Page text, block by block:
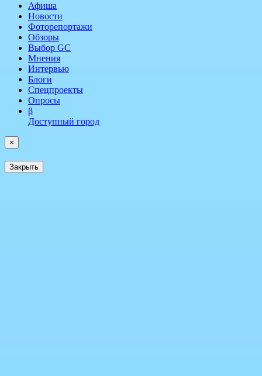
Афиша
Новости
Фоторепортажи
Обзоры
Выбор GC
Мнения
Интервью
Блоги
Спецпроекты
Опросы
β
Доступный город
×
Закрыть